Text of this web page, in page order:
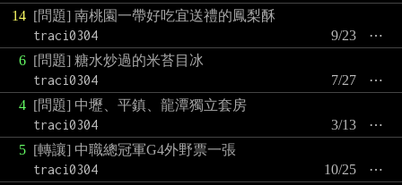
14 [問題] 南桃園一帶好吃宜送禮的鳳梨酥
traci0304
⋯
9/23
6 [問題] 糖水炒過的米苔目冰
traci0304
⋯
7/27
4 [問題] 中壢、平鎮、龍潭獨立套房
traci0304
⋯
3/13
5 [轉讓] 中職總冠軍G4外野票一張
traci0304
⋯
10/25